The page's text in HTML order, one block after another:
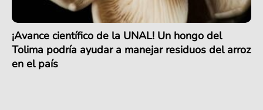
¡Avance científico de la UNAL! Un hongo del
Tolima podría ayudar a manejar residuos del arroz
en el país